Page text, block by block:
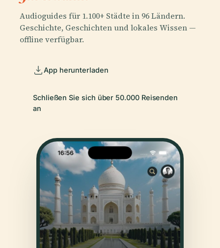
Audioguides für 1.100+ Städte in 96 Ländern.
Geschichte, Geschichten und lokales Wissen —
offline verfügbar.
App herunterladen
Schließen Sie sich über 50.000 Reisenden
an